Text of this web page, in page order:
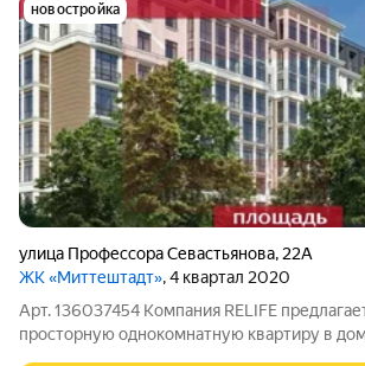
новостройка
улица Профессора Севастьянова, 22А
ЖК «Миттештадт», 4 квартал 2020
Арт. 136037454 Компания RELIFE
просторную однокомнатную квартиру в